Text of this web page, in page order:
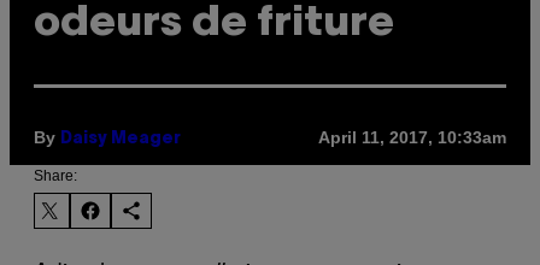
odeurs de friture
By Daisy Meager April 11, 2017, 10:33am
Share: